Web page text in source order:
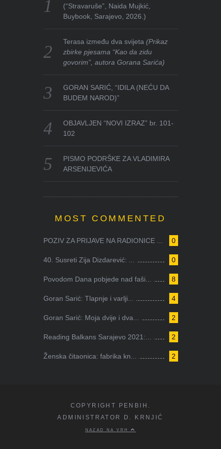
(“Stravaruše”, Naida Mujkić,
Buybook, Sarajevo, 2026.)
Terasa između dva svijeta(Prikaz
zbirke pjesama “Kao da zidu
govorim”, autora Gorana Sarića)
GORAN SARIĆ, “IDILA (NEĆU DA
BUDEM NAROD)”
OBJAVLJEN “NOVI IZRAZ” br. 101-
102
PISMO PODRŠKE ZA VLADIMIRA
ARSENIJEVIĆA
MOST COMMENTED
0
POZIV ZA PRIJAVE NA RADIONICE ...
0
40. Susreti Zija Dizdarević: ...
8
Povodom Dana pobjede nad faši...
4
Goran Sarić: Tlapnje i varlji...
2
Goran Sarić: Moja dvije i dva...
2
Reading Balkans Sarajevo 2021:...
2
Ženska čitaonica: fabrika kn...
COPYRIGHT PENBIH.
ADMINISTRATOR D. KRNJIĆ
NAZAD NA VRH